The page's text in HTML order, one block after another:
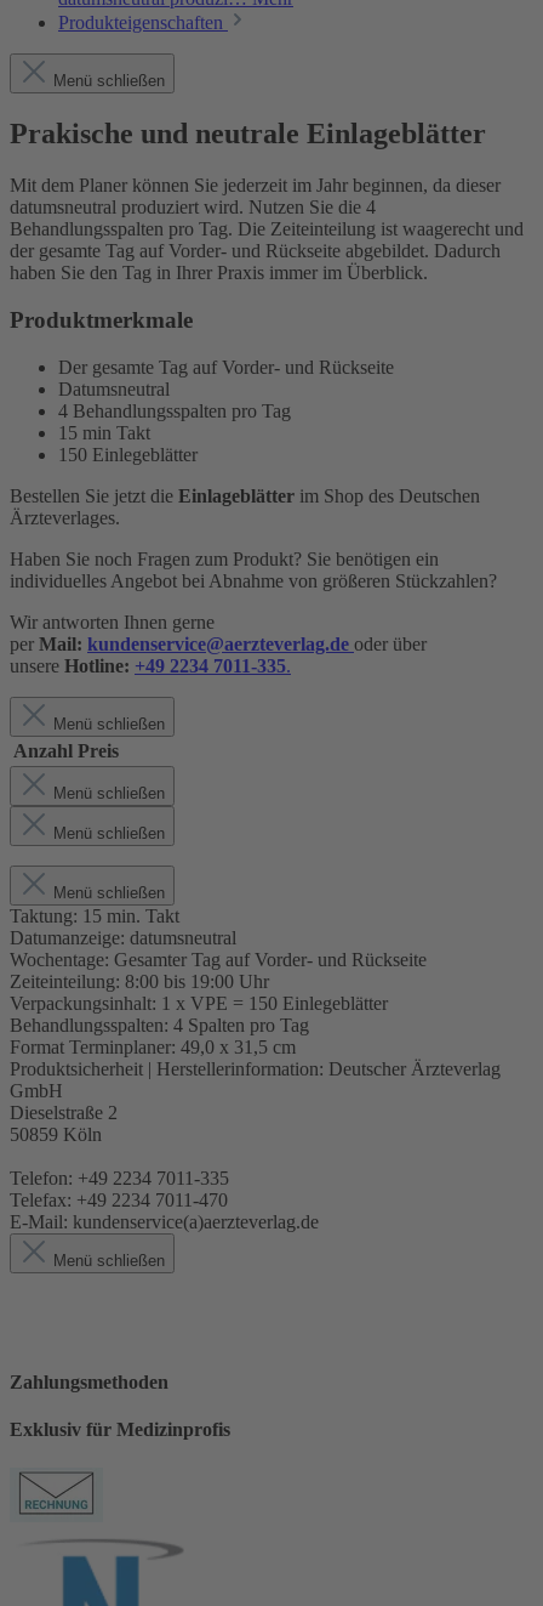
Produkteigenschaften
Menü schließen
Prakische und neutrale Einlageblätter
Mit dem Planer können Sie jederzeit im Jahr beginnen, da dieser
datumsneutral produziert wird. Nutzen Sie die 4
Behandlungsspalten pro Tag. Die Zeiteinteilung ist waagerecht und
der gesamte Tag auf Vorder- und Rückseite abgebildet. Dadurch
haben Sie den Tag in Ihrer Praxis immer im Überblick.
Produktmerkmale
Der gesamte Tag auf Vorder- und Rückseite
Datumsneutral
4 Behandlungsspalten pro Tag
15 min Takt
150 Einlegeblätter
Bestellen Sie jetzt die Einlageblätter im Shop des Deutschen
Ärzteverlages.
Haben Sie noch Fragen zum Produkt? Sie benötigen ein
individuelles Angebot bei Abnahme von größeren Stückzahlen?
Wir antworten Ihnen gerne
per Mail: kundenservice@aerzteverlag.de oder über
unsere Hotline: +49 2234 7011-335.
Menü schließen
Anzahl Preis
Menü schließen
Menü schließen
Menü schließen
Taktung: 15 min. Takt
Datumanzeige: datumsneutral
Wochentage: Gesamter Tag auf Vorder- und Rückseite
Zeiteinteilung: 8:00 bis 19:00 Uhr
Verpackungsinhalt: 1 x VPE = 150 Einlegeblätter
Behandlungsspalten: 4 Spalten pro Tag
Format Terminplaner: 49,0 x 31,5 cm
Produktsicherheit | Herstellerinformation: Deutscher Ärzteverlag
GmbH
Dieselstraße 2
50859 Köln
Telefon: +49 2234 7011-335
Telefax: +49 2234 7011-470
E-Mail: kundenservice(a)aerzteverlag.de
Menü schließen
Zahlungsmethoden
Exklusiv für Medizinprofis